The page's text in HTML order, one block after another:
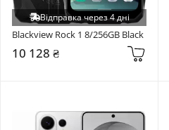
Відправка через 4 дні
Blackview Rock 1 8/256GB Black
10 128 ₴